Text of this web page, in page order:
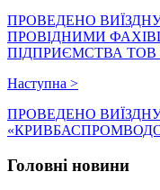
ПРОВЕДЕНО
ПРОВІДНИМИ
ПІДПРИЄМСТВА
Наступна >
ПРОВЕДЕНО
Головні новини